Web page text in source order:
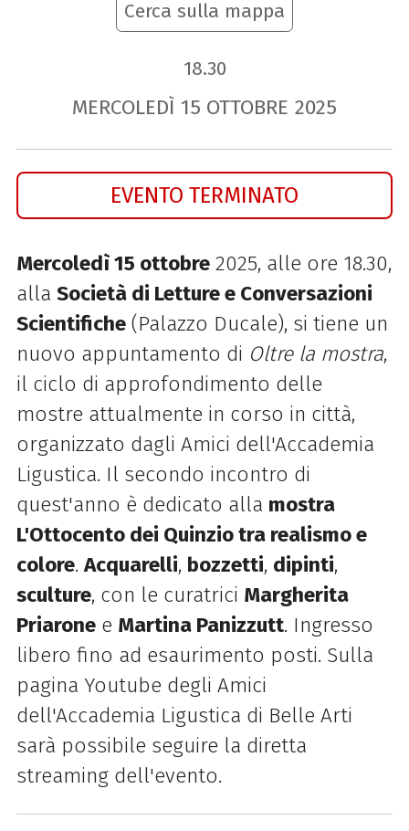
Cerca sulla mappa
18.30
MERCOLEDÌ 15 OTTOBRE 2025
EVENTO TERMINATO
Mercoledì 15 ottobre2025, alle ore 18.30,
alla Società di Letture e Conversazioni
Scientifiche(Palazzo Ducale), si tiene un
nuovo appuntamento di Oltre la mostra,
il ciclo di approfondimento delle
mostre attualmente in corso in città,
organizzato dagli Amici dell'Accademia
Ligustica. Il secondo incontro di
quest'anno è dedicato alla mostra
L'Ottocento dei Quinzio tra realismo e
colore.Acquarelli, bozzetti, dipinti,
sculture, con le curatrici Margherita
Priaronee Martina Panizzutt. Ingresso
libero fino ad esaurimento posti. Sulla
pagina Youtube degli Amici
dell'Accademia Ligustica di Belle Arti
sarà possibile seguire la diretta
streaming dell'evento.